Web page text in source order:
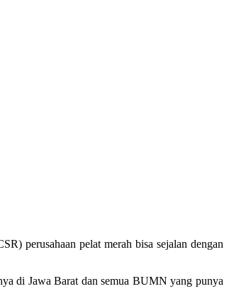
perusahaan pelat merah bisa sejalan dengan
di Jawa Barat dan semua BUMN yang punya